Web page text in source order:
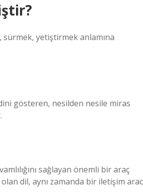
sürmek, yetiştirmek anlamına
gösteren, nesilden nesile miras
sağlayan önemli bir araç
dil, aynı zamanda bir iletişim